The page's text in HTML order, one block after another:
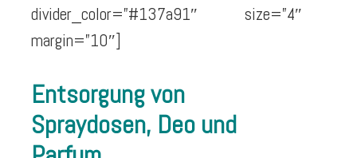
divider_color=”#137a91″ size=”4″
margin=”10″]
Entsorgung von
Spraydosen, Deo und